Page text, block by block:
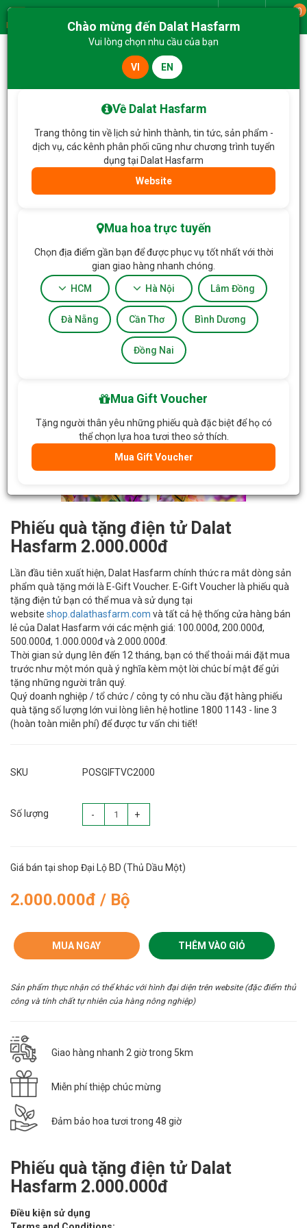
Menu
0
E-Gift Voucher
Phiếu quà tặng điện tử Dalat
Hasfarm 2.000.000đ
Lần đầu tiên xuất hiện, Dalat Hasfarm chính thức ra mắt dòng sản
phẩm quà tặng mới là E-Gift Voucher. E-Gift Voucher là phiếu quà
tặng điện tử bạn có thể mua và sử dụng tại
website shop.dalathasfarm.com và tất cả hệ thống cửa hàng bán
lẻ của Dalat Hasfarm với các mệnh giá: 100.000đ, 200.000đ,
500.000đ, 1.000.000đ và 2.000.000đ.
Thời gian sử dụng lên đến 12 tháng, bạn có thể thoải mái đặt mua
trước như một món quà ý nghĩa kèm một lời chúc bí mật để gửi
tặng những người trân quý.
Quý doanh nghiệp / tổ chức / công ty có nhu cầu đặt hàng phiếu
quà tặng số lượng lớn vui lòng liên hệ hotline 1800 1143 - line 3
(hoàn toàn miễn phí) để được tư vấn chi tiết!
SKU POSGIFTVC2000
Số lượng - +
Giá bán tại shop Đại Lộ BD (Thủ Dầu Một)
2.000.000đ / Bộ
MUA NGAY THÊM VÀO GIỎ
Sản phẩm thực nhận có thể khác với hình đại diện trên website (đặc điểm thủ
công và tính chất tự nhiên của hàng nông nghiệp)
Giao hàng nhanh 2 giờ trong 5km
Miễn phí thiệp chúc mừng
Đảm bảo hoa tươi trong 48 giờ
Phiếu quà tặng điện tử Dalat
Hasfarm 2.000.000đ
Điều kiện sử dụng
Chào mừng đến Dalat Hasfarm
Vui lòng chọn nhu cầu của bạn
VI EN
Về Dalat Hasfarm
Trang thông tin về lịch sử hình thành, tin tức, sản phẩm -
dịch vụ, các kênh phân phối cũng như chương trình tuyển
dụng tại Dalat Hasfarm
Website
Mua hoa trực tuyến
Chọn địa điểm gần bạn để được phục vụ tốt nhất với thời
gian giao hàng nhanh chóng.
HCM Hà Nội Lâm Đồng
Đà Nẵng Cần Thơ Bình Dương
Đồng Nai
Mua Gift Voucher
Tặng người thân yêu những phiếu quà đặc biệt để họ có
thể chọn lựa hoa tươi theo sở thích.
Mua Gift Voucher